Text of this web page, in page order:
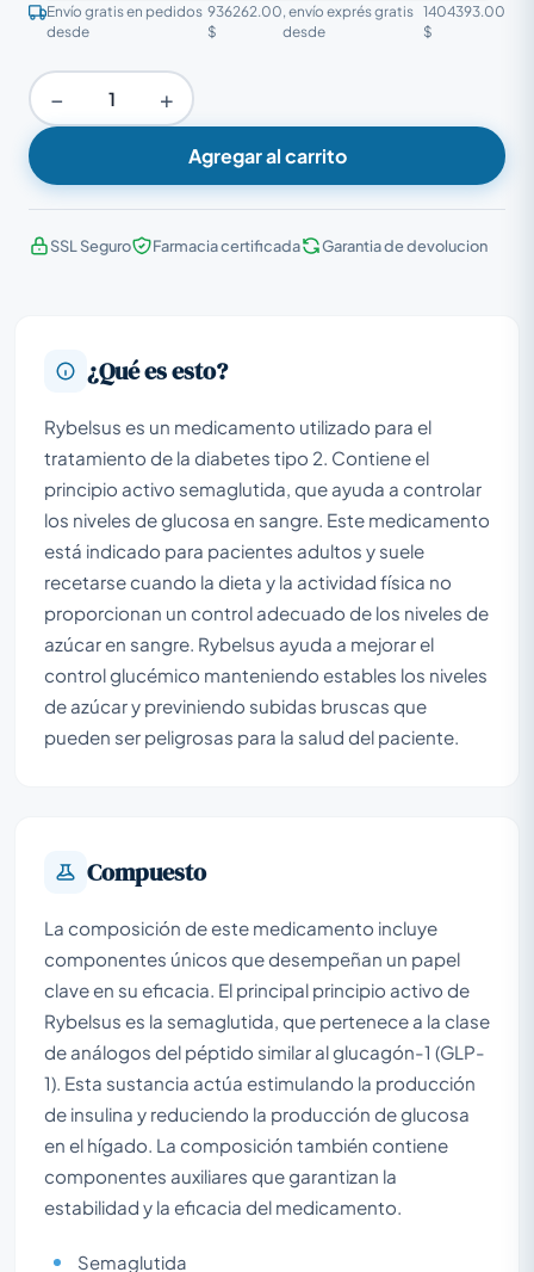
Envío gratis en pedidos
desde
936262.00
$
, envío exprés gratis
desde
1404393.00
$
− +
Agregar al carrito
SSL Seguro Farmacia certificada Garantia de devolucion
¿Qué es esto?
Rybelsus es un medicamento utilizado para el
tratamiento de la diabetes tipo 2. Contiene el
principio activo semaglutida, que ayuda a controlar
los niveles de glucosa en sangre. Este medicamento
está indicado para pacientes adultos y suele
recetarse cuando la dieta y la actividad física no
proporcionan un control adecuado de los niveles de
azúcar en sangre. Rybelsus ayuda a mejorar el
control glucémico manteniendo estables los niveles
de azúcar y previniendo subidas bruscas que
pueden ser peligrosas para la salud del paciente.
Compuesto
La composición de este medicamento incluye
componentes únicos que desempeñan un papel
clave en su eficacia. El principal principio activo de
Rybelsus es la semaglutida, que pertenece a la clase
de análogos del péptido similar al glucagón-1 (GLP-
1). Esta sustancia actúa estimulando la producción
de insulina y reduciendo la producción de glucosa
en el hígado. La composición también contiene
componentes auxiliares que garantizan la
estabilidad y la eficacia del medicamento.
Semaglutida